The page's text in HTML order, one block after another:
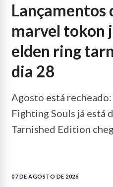
lançamentos de agosto:
marvel tokon
elden ring
dia 28
Agosto está
Fighting Souls já está
Tarnished Edition
07 DE AGOSTO DE 2026